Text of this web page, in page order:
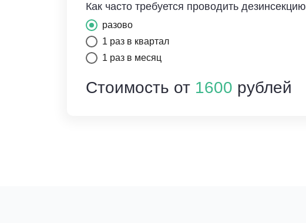
Как часто требуется проводить дезинсекцию
разово
1 раз в квартал
1 раз в месяц
Стоимость от 1600 рублей